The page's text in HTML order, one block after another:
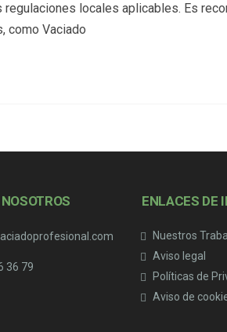
locales aplicables. Es
como Vaciado
36 79
ENLACES DE
Nuestros
Aviso legal
Políticas de
Aviso de